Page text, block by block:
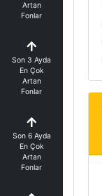
Artan
Fonlar
Son 3 Ayda
En Çok
Artan
Fonlar
Son 6 Ayda
En Çok
Artan
Fonlar